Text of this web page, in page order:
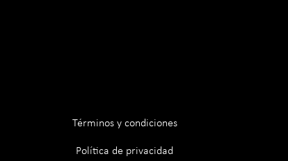
Términos y condiciones
Política de privacidad